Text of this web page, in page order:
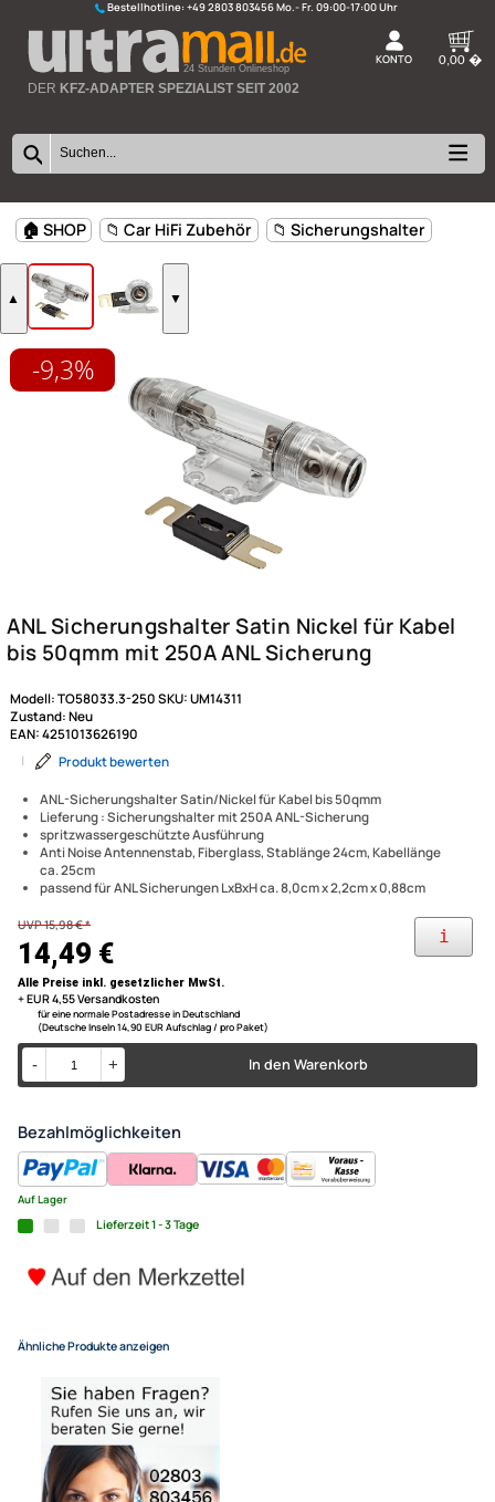
Bestellhotline:+49 2803 803456
24 Stunden Onlineshop
▲ ▼
-9,3%
ANL Sicherungshalter Satin
bis 50qmm mit 250A ANL
ANL-Sicherungshalter Satin/Nickel für Kabel bis 50qmm
spritzwassergeschützte Ausführung
Anti Noise Antennenstab, Fiberglass, Stablänge 24cm, Kabellänge
ca. 25cm
passend für ANL Sicherungen LxBxH ca. 8,0cm x 2,2cm x 0,88cm
Modell:
Zustand:Neu
EAN:4251013626190
Produkt bewerten
UVP 15,98 € *
14,49 €
Alle Preise inkl. gesetzlicher MwSt.
+ EUR 4,55 Versandkosten
(Deutsche Inseln 14,90 EUR Aufschlag / pro Paket)
Bezahlmöglichkeiten
Auf Lager